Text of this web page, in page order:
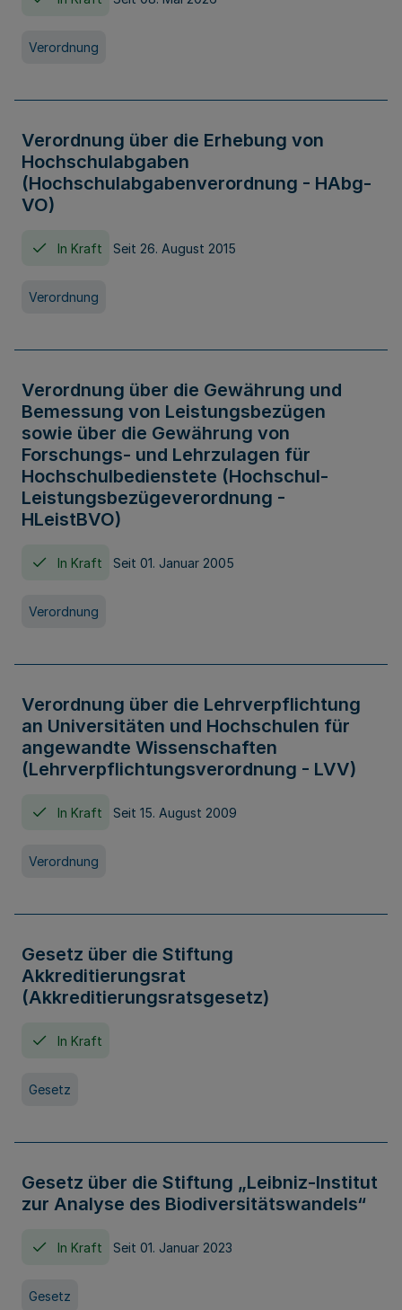
Verordnung
Verordnung über die Erhebung von
Hochschulabgaben
(Hochschulabgabenverordnung - HAbg-
VO)
In Kraft Seit 26. August 2015
Verordnung
Verordnung über die Gewährung und
Bemessung von Leistungsbezügen
sowie über die Gewährung von
Forschungs- und Lehrzulagen für
Hochschulbedienstete (Hochschul-
Leistungsbezügeverordnung -
HLeistBVO)
In Kraft Seit 01. Januar 2005
Verordnung
Verordnung über die Lehrverpflichtung
an Universitäten und Hochschulen für
angewandte Wissenschaften
(Lehrverpflichtungsverordnung - LVV)
In Kraft Seit 15. August 2009
Verordnung
Gesetz über die Stiftung
Akkreditierungsrat
(Akkreditierungsratsgesetz)
In Kraft
Gesetz
Gesetz über die Stiftung „Leibniz-Institut
zur Analyse des Biodiversitätswandels“
In Kraft Seit 01. Januar 2023
Gesetz